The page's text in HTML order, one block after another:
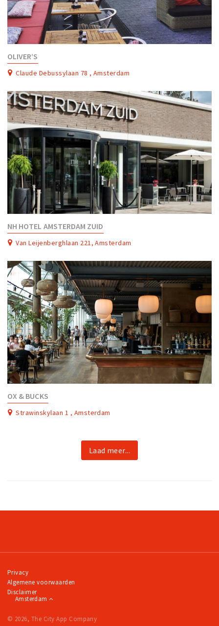
OLIVER’S
Claude Debussylaan 78 , Amsterdam
NH HOTEL AMSTERDAM ZUID
Van Leijenberghlaan 221, Amsterdam
OX & BUCKS
Strawinskylaan 1 , Amsterdam
Laad meer...
Privacy
Algemene voorwaarden
Disclaimer
Amsterdam
© 2026, The City App Company